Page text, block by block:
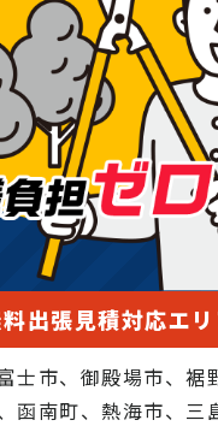
出張見積対応エ
士市、御殿場市、裾
函南町、熱海市、三